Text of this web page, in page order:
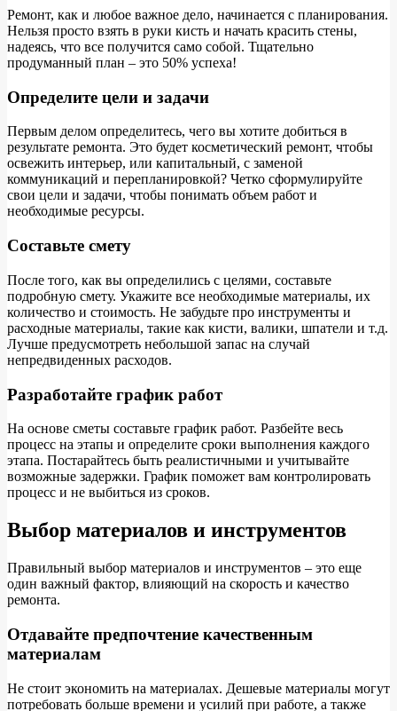
Ремонт, как и любое важное дело, начинается с планирования.
Нельзя просто взять в руки кисть и начать красить стены,
надеясь, что все получится само собой. Тщательно
продуманный план – это 50% успеха!
Определите цели и задачи
Первым делом определитесь, чего вы хотите добиться в
результате ремонта. Это будет косметический ремонт, чтобы
освежить интерьер, или капитальный, с заменой
коммуникаций и перепланировкой? Четко сформулируйте
свои цели и задачи, чтобы понимать объем работ и
необходимые ресурсы.
Составьте смету
После того, как вы определились с целями, составьте
подробную смету. Укажите все необходимые материалы, их
количество и стоимость. Не забудьте про инструменты и
расходные материалы, такие как кисти, валики, шпатели и т.д.
Лучше предусмотреть небольшой запас на случай
непредвиденных расходов.
Разработайте график работ
На основе сметы составьте график работ. Разбейте весь
процесс на этапы и определите сроки выполнения каждого
этапа. Постарайтесь быть реалистичными и учитывайте
возможные задержки. График поможет вам контролировать
процесс и не выбиться из сроков.
Выбор материалов и инструментов
Правильный выбор материалов и инструментов – это еще
один важный фактор, влияющий на скорость и качество
ремонта.
Отдавайте предпочтение качественным
материалам
Не стоит экономить на материалах. Дешевые материалы могут
потребовать больше времени и усилий при работе, а также